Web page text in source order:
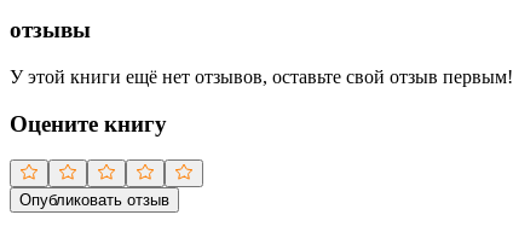
отзывы
У этой книги ещё нет отзывов, оставьте свой отзыв первым!
Оцените книгу
Опубликовать отзыв